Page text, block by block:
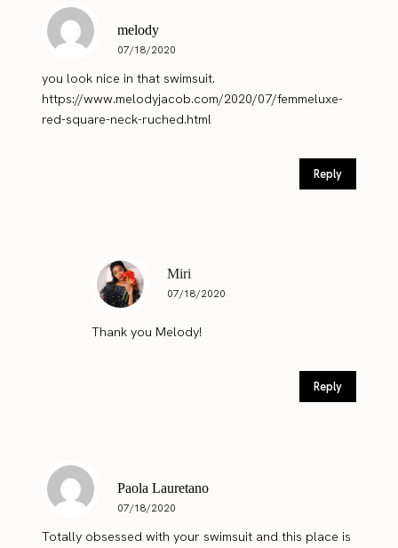
melody
07/18/2020
you look nice in that swimsuit.
https://www.melodyjacob.com/2020/07/femmeluxe-
red-square-neck-ruched.html
Reply
Miri
07/18/2020
Thank you Melody!
Reply
Paola Lauretano
07/18/2020
Totally obsessed with your swimsuit and this place is